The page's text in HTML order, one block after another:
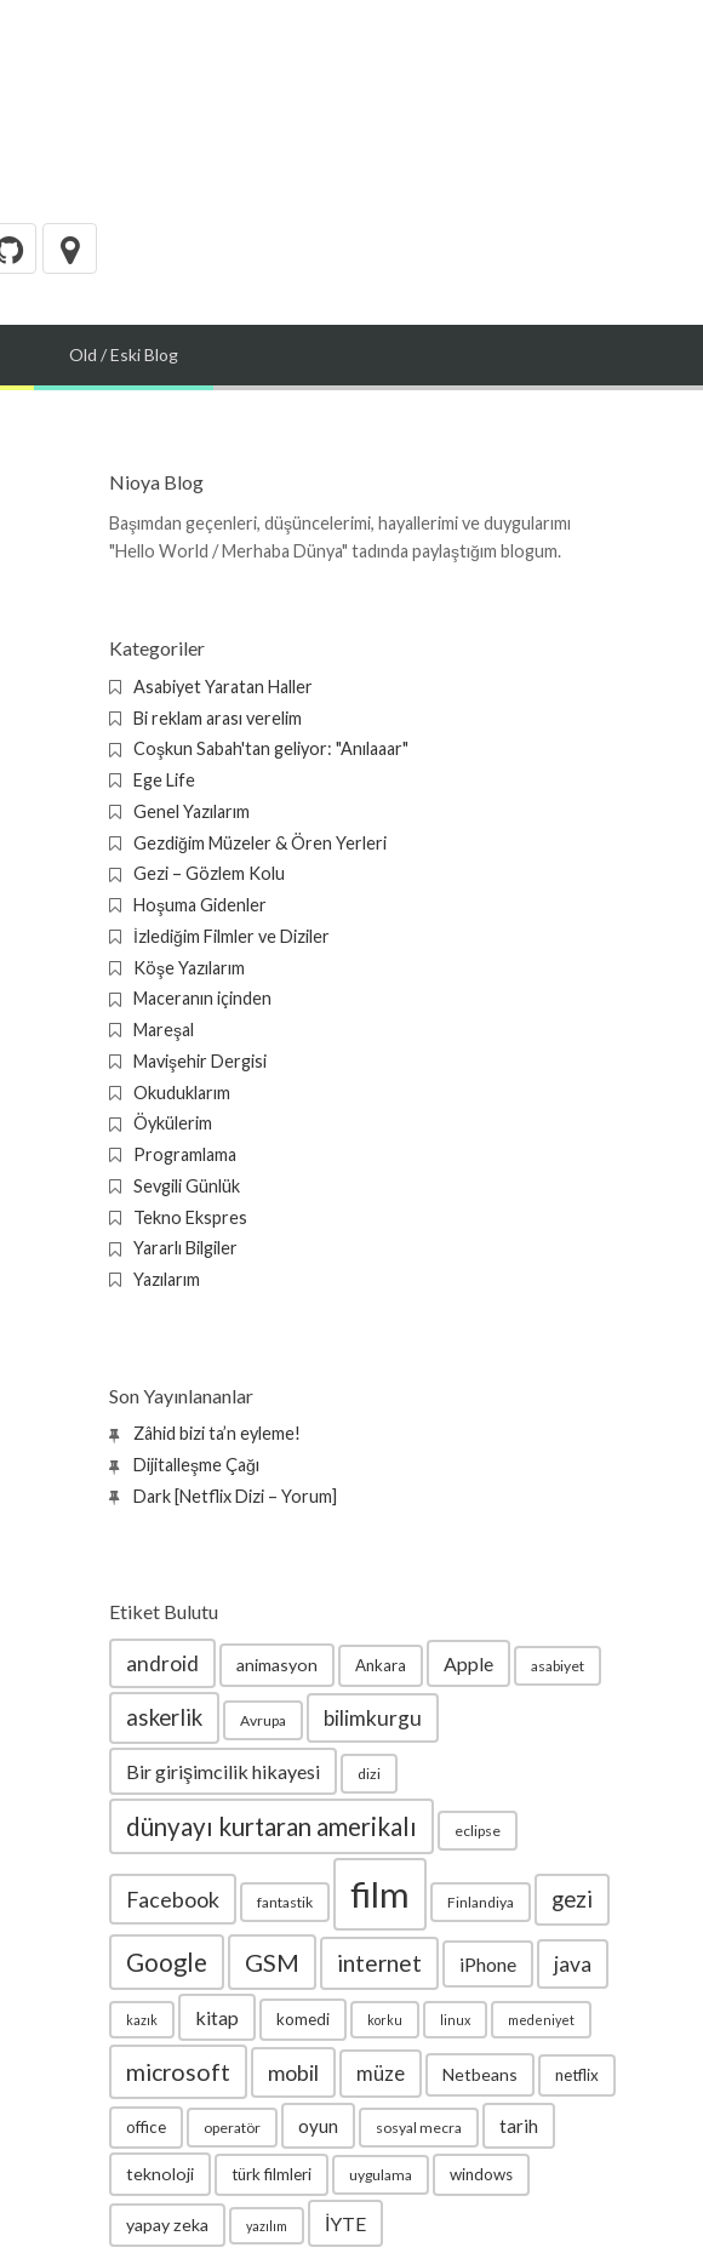
Old / Eski Blog
Nioya Blog
Başımdan geçenleri, düşüncelerimi, hayallerimi ve duygularımı
"Hello World / Merhaba Dünya" tadında paylaştığım blogum.
Kategoriler
Asabiyet Yaratan Haller
Bi reklam arası verelim
Coşkun Sabah'tan geliyor: "Anılaaar"
Ege Life
Genel Yazılarım
Gezdiğim Müzeler & Ören Yerleri
Gezi – Gözlem Kolu
Hoşuma Gidenler
İzlediğim Filmler ve Diziler
Köşe Yazılarım
Maceranın içinden
Mareşal
Mavişehir Dergisi
Okuduklarım
Öykülerim
Programlama
Sevgili Günlük
Tekno Ekspres
Yararlı Bilgiler
Yazılarım
Son Yayınlananlar
Zâhid bizi ta’n eyleme!
Dijitalleşme Çağı
Dark [Netflix Dizi – Yorum]
Etiket Bulutu
android animasyon Ankara Apple asabiyet
askerlik Avrupa bilimkurgu
Bir girişimcilik hikayesi dizi
dünyayı kurtaran amerikalı eclipse
Facebook fantastik film Finlandiya gezi
Google GSM internet iPhone java
kazık kitap komedi korku linux medeniyet
microsoft mobil müze Netbeans netflix
office operatör oyun sosyal mecra tarih
teknoloji türk filmleri uygulama windows
yapay zeka yazılım İYTE